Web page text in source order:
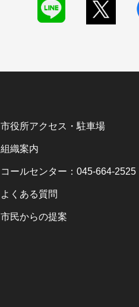
市役所アクセス・駐車場
組織案内
コールセンター：045-664-2525
よくある質問
市民からの提案